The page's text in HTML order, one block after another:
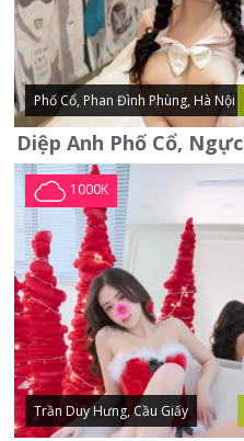
Phố Cổ, Phan Đình Phùng, Hà Nội
1000K
Trần Duy Hưng, Cầu Giấy